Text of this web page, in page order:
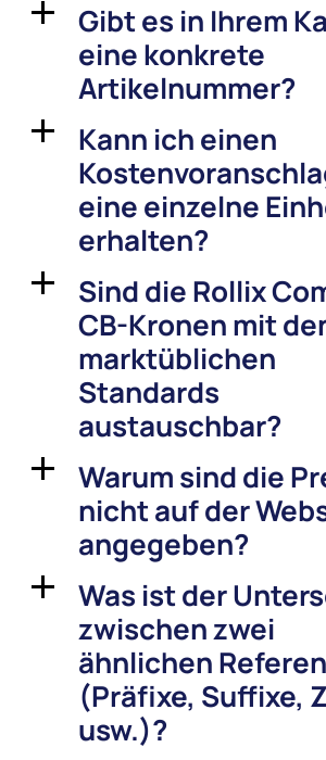
a
Gibt es in Ihrem
eine konkrete
Artikelnummer?
a
Kann ich einen
eine einzelne
erhalten?
a
Sind die Rollix
CB-Kronen mit
marktüblichen
Standards
austauschbar?
a
Warum sind die
nicht auf der
angegeben?
a
Was ist der
zwischen zwei
ähnlichen
(Präfixe, Suffixe,
usw.)?